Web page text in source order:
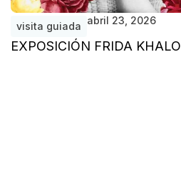
visita guiada abril 23, 2026
EXPOSICIÓN FRIDA KHALO